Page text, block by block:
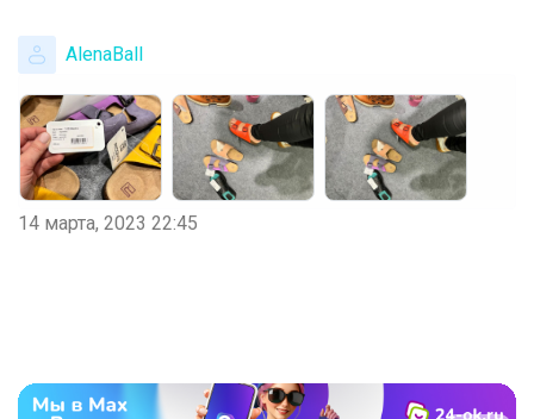
AlenaBall
14 марта, 2023 22:45